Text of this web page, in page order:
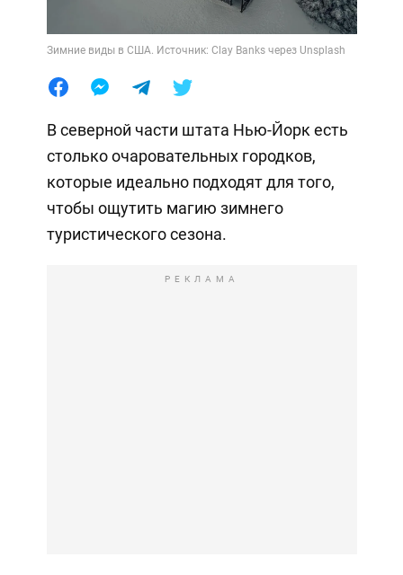
Зимние виды в США. Источник: Clay Banks через Unsplash
В северной части штата Нью-Йорк есть
столько очаровательных городков,
которые идеально подходят для того,
чтобы ощутить магию зимнего
туристического сезона.
РЕКЛАМА